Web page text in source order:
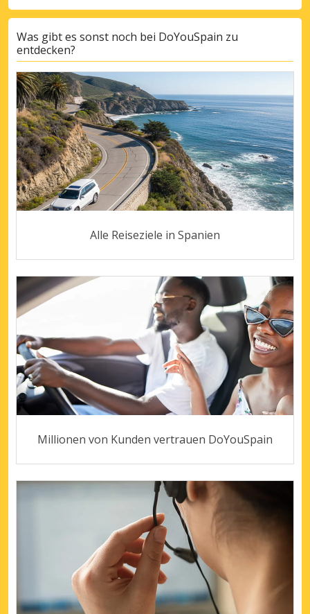
Was gibt es sonst noch bei DoYouSpain zu
entdecken?
Alle Reiseziele in Spanien
Millionen von Kunden vertrauen DoYouSpain